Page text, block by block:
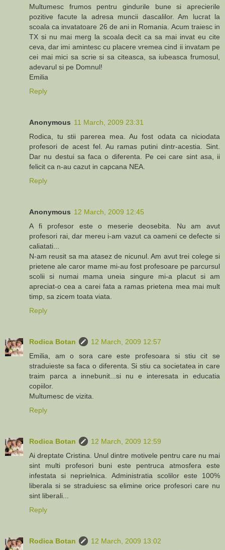
Multumesc frumos pentru gindurile bune si aprecierile
pozitive facute la adresa muncii dascalilor. Am lucrat la
scoala ca invatatoare 26 de ani in Romania. Acum traiesc in
TX si nu mai merg la scoala decit ca sa mai invat eu cite
ceva, dar imi amintesc cu placere vremea cind ii invatam pe
cei mai mici sa scrie si sa citeasca, sa iubeasca frumosul,
adevarul si pe Domnul!
Emilia
Reply
Anonymous 11 March, 2009 23:31
Rodica, tu stii parerea mea. Au fost odata ca niciodata
profesori de acest fel. Au ramas putini dintr-acestia. Sint.
Dar nu destui sa faca o diferenta. Pe cei care sint asa, ii
felicit ca n-au cazut in capcana NEA.
Reply
Anonymous 12 March, 2009 12:45
A fi profesor este o meserie deosebita. Nu am avut
profesori rai, dar mereu i-am vazut ca oameni ce defecte si
caliatati...
N-am reusit sa ma atasez de nicunul. Am avut trei colege si
prietene ale caror mame mi-au fost profesoare pe parcursul
scolii si numai mama uneia singure mi-a placut si am
apreciat-o cea a carei fata a ramas prietena mea mai mult
timp, sa zicem toata viata.
Reply
Rodica Botan
12 March, 2009 12:57
Emilia, am o sora care este profesoara si stiu cit se
straduieste sa faca o diferenta. Si stiu ca societatea in care
traim parca a innebunit...si nu e interesata in educatia
copiilor.
Multumesc de vizita.
Reply
Rodica Botan
12 March, 2009 12:59
Ai dreptate Cristina. Unul dintre motivele pentru care nu mai
sint multi profesori buni este pentruca atmosfera este
infestata si neprielnica. Administratia scolilor este 100%
liberala si se straduiesc sa elimine orice profesori care nu
sint liberali...
Reply
Rodica Botan
12 March, 2009 13:02